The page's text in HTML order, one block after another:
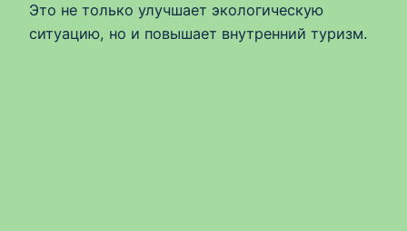
Это не только улучшает экологическую
ситуацию, но и повышает внутренний туризм.